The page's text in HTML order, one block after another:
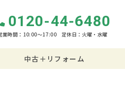
0120-44-6480
業時間：10:00〜17:00 定休日：火曜・水曜
中古＋リフォーム